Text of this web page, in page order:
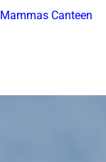
Mammas Canteen